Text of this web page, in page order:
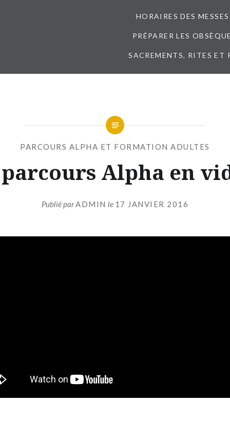
HORAIRES DES MESSES
PRÉPARER LES
SACREMENTS, RITES ET
PARCOURS ALPHA ET FORMATION ADULTES
Alpha en
Publié parADMIN le 17 JANVIER 2016